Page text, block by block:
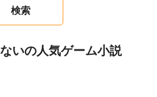
いの人気ゲーム小説